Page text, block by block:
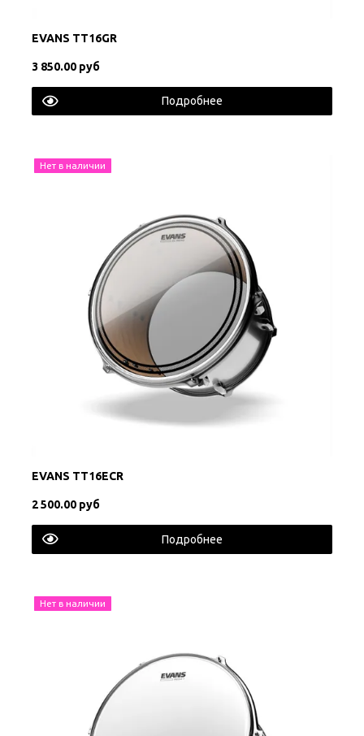
EVANS TT16GR
3 850.00 руб
Подробнее
Нет в наличии
EVANS TT16ECR
2 500.00 руб
Подробнее
Нет в наличии